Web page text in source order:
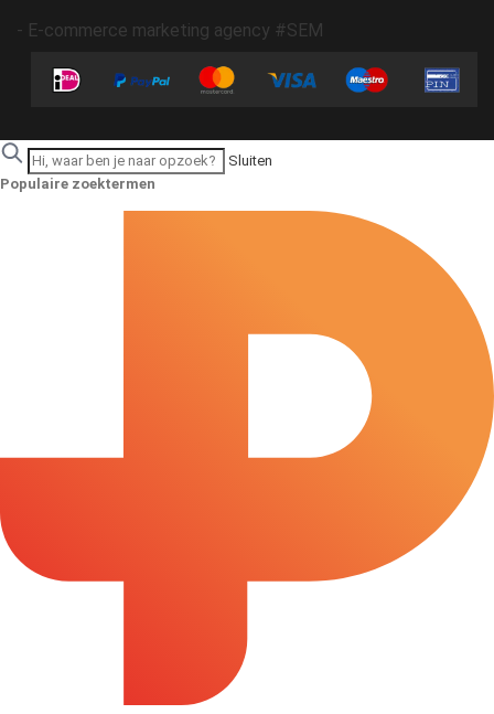
- E-commerce marketing agency #SEM
Sluiten
Populaire zoektermen